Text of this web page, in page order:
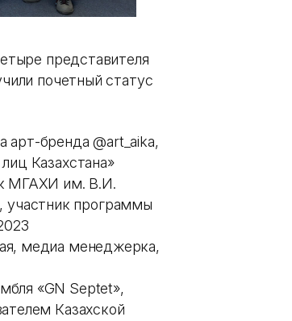
представителя
почетный статус
бренда @art_aika,
Казахстана»
МГАХИ им. В.И.
участник программы
медиа менеджерка,
«GN Septet»,
Казахской